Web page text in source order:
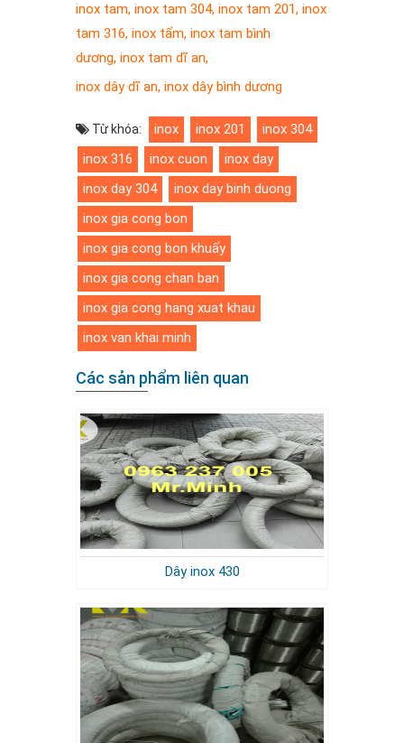
inox tam, inox tam 304, inox tam 201, inox
tam 316, inox tấm, inox tam bình
dương, inox tam dĩ an,
inox dây dĩ an, inox dây bình dương
Từ khóa: inox inox 201
inox 304
inox 316
inox cuon
inox day
inox day 304
inox day binh duong
inox gia cong bon
inox gia cong bon khuấy
inox gia cong chan ban
inox gia cong hang xuat khau
inox van khai minh
Các sản phẩm liên quan
Dây inox 430